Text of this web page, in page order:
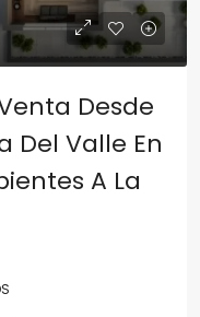
Desde
Del Valle En
A La